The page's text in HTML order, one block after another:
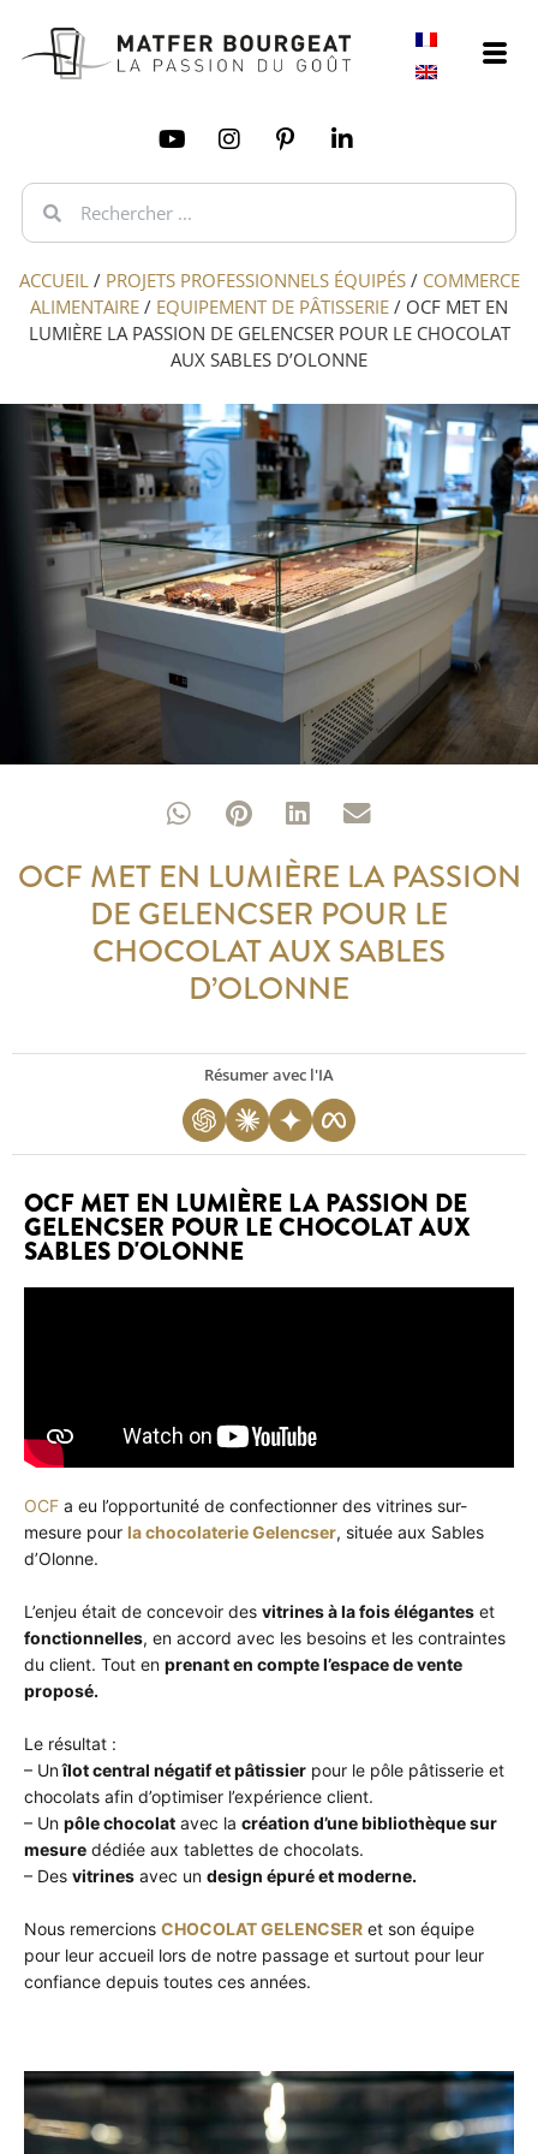
ACCUEIL/ PROJETS PROFESSIONNELS ÉQUIPÉS/ COMMERCE
ALIMENTAIRE / EQUIPEMENT DE PÂTISSERIE / OCF MET EN
LUMIÈRE LA PASSION DE GELENCSER POUR LE CHOCOLAT
AUX SABLES D’OLONNE
OCF MET EN LUMIÈRE LA PASSION
DE GELENCSER POUR LE
CHOCOLAT AUX SABLES
D’OLONNE
Résumer avec l'IA
OCF MET EN LUMIÈRE LA PASSION DE
GELENCSER POUR LE CHOCOLAT AUX
SABLES D'OLONNE
OCF a eu l’opportunité de confectionner des vitrines sur-
mesure pour la chocolaterie Gelencser, située aux Sables
d’Olonne.
L’enjeu était de concevoir des vitrines à la fois élégantes et
fonctionnelles, en accord avec les besoins et les contraintes
du client. Tout en prenant en compte l’espace de vente
proposé.
Le résultat :
– Unîlot central négatif et pâtissier pour le pôle pâtisserie et
chocolats afin d’optimiser l’expérience client.
– Un pôle chocolat avec la création d’une bibliothèque sur
mesure dédiée aux tablettes de chocolats.
– Des vitrines avec un design épuré et moderne.
Nous remercions CHOCOLAT GELENCSER et son équipe
pour leur accueil lors de notre passage et surtout pour leur
confiance depuis toutes ces années.